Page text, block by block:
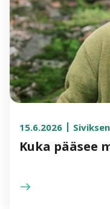
15.6.2026
Kuka pääsee